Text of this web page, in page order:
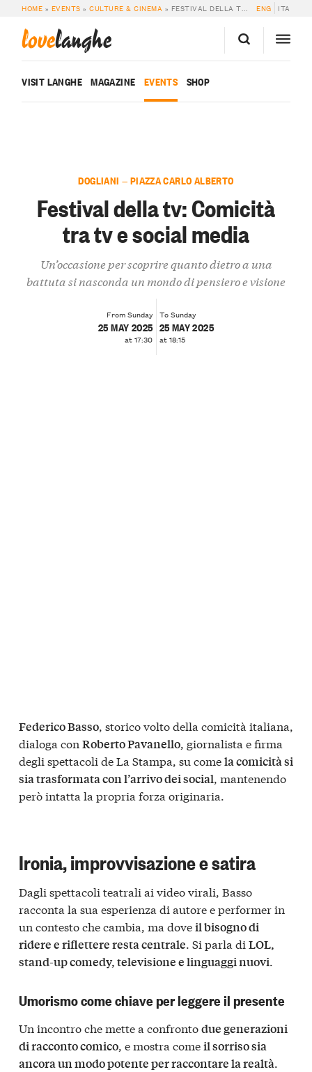
HOME » EVENTS »CULTURE & CINEMA » FESTIVAL DELLA TV: COMICITÀ TRA TV E SOCIAL MEDIA ENG ITA
lovelanghe
VISIT LANGHE MAGAZINE EVENTS SHOP
DOGLIANI — PIAZZA CARLO ALBERTO
Festival della tv: Comicità
tra tv e social media
Un’occasione per scoprire quanto dietro a una
battuta si nasconda un mondo di pensiero e visione
From Sunday
25 MAY 2025
at 17:30
To Sunday
25 MAY 2025
at 18:15
Federico Basso, storico volto della comicità italiana,
dialoga con Roberto Pavanello, giornalista e firma
degli spettacoli de La Stampa, su comela comicità si
sia trasformata con l’arrivo dei social, mantenendo
però intatta la propria forza originaria.
Ironia, improvvisazione e satira
Dagli spettacoli teatrali ai video virali, Basso
racconta la sua esperienza di autore e performer in
un contesto che cambia, ma doveil bisogno di
ridere e riflettere resta centrale . Si parla di LOL,
stand-up comedy, televisione e linguaggi nuovi
Umorismo come chiave per leggere il presente
Un incontro che mette a confrontodue generazioni
di racconto comico, e mostra comeil sorriso sia
ancora un modo potente per raccontare la realtà.